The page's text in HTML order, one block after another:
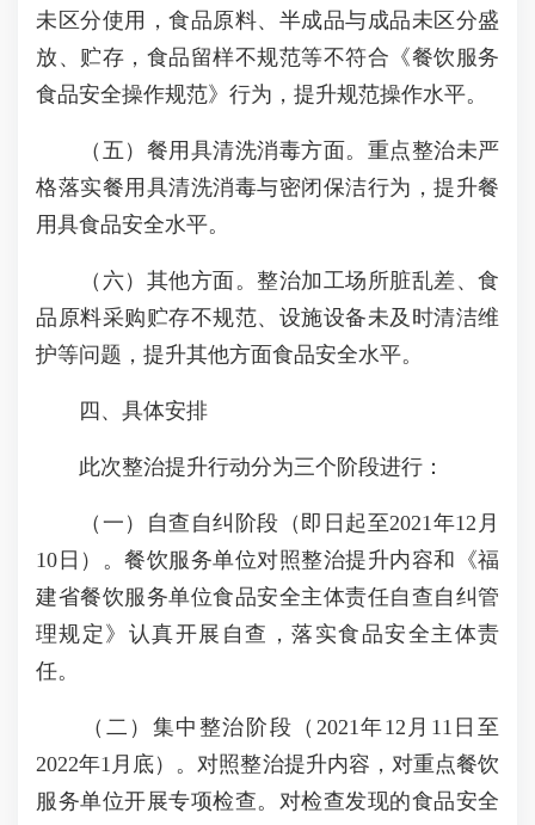
未区分使用，食品原料、半成品与成品未区分盛
放、贮存，食品留样不规范等不符合《餐饮服务
食品安全操作规范》行为，提升规范操作水平。
（五）餐用具清洗消毒方面。重点整治未严
格落实餐用具清洗消毒与密闭保洁行为，提升餐
用具食品安全水平。
（六）其他方面。整治加工场所脏乱差、食
品原料采购贮存不规范、设施设备未及时清洁维
护等问题，提升其他方面食品安全水平。
四、具体安排
此次整治提升行动分为三个阶段进行：
（一）自查自纠阶段（即日起至2021年12月
10日）。餐饮服务单位对照整治提升内容和《福
建省餐饮服务单位食品安全主体责任自查自纠管
理规定》认真开展自查，落实食品安全主体责
任。
（二）集中整治阶段（2021年12月11日至
2022年1月底）。对照整治提升内容，对重点餐饮
服务单位开展专项检查。对检查发现的食品安全